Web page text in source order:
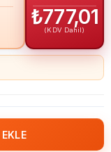
₺777,01
(KDV Dahil)